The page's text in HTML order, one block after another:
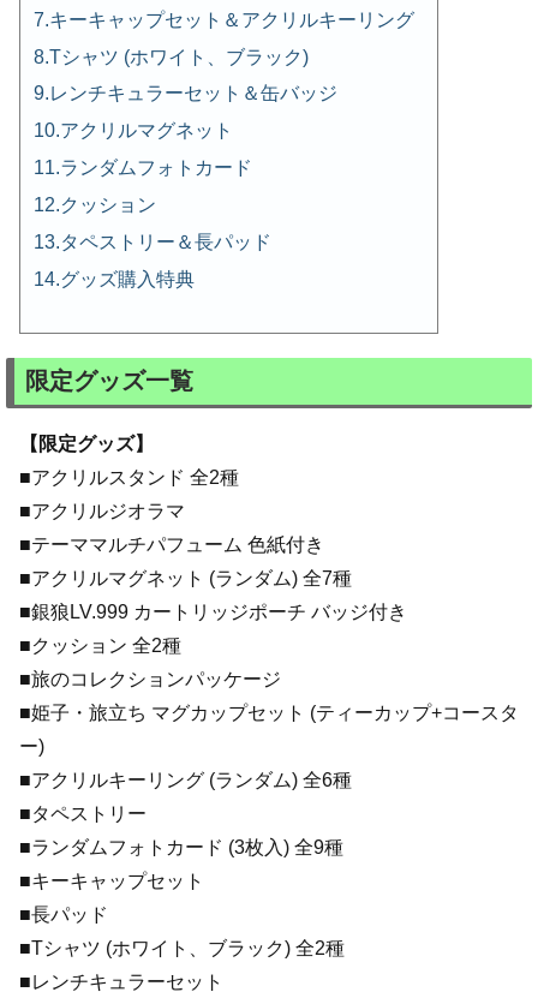
キーキャップセット＆アクリルキーリング
Tシャツ (ホワイト、ブラック)
レンチキュラーセット＆缶バッジ
アクリルマグネット
ランダムフォトカード
クッション
タペストリー＆長パッド
グッズ購入特典
限定グッズ一覧
【限定グッズ】
■アクリルスタンド 全2種
■アクリルジオラマ
■テーママルチパフューム 色紙付き
■アクリルマグネット (ランダム) 全7種
■銀狼LV.999 カートリッジポーチ バッジ付き
■クッション 全2種
■旅のコレクションパッケージ
■姫子・旅立ち マグカップセット (ティーカップ+コースタ
ー)
■アクリルキーリング (ランダム) 全6種
■タペストリー
■ランダムフォトカード (3枚入) 全9種
■キーキャップセット
■長パッド
■Tシャツ (ホワイト、ブラック) 全2種
■レンチキュラーセット